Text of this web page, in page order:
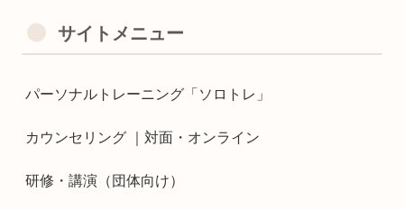
サイトメニュー
パーソナルトレーニング「ソロトレ」
カウンセリング ｜対面・オンライン
研修・講演（団体向け）